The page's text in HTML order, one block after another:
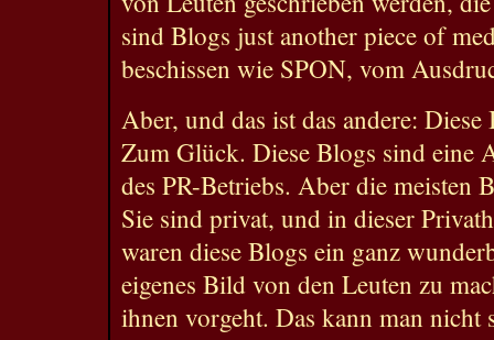
sind Blogs just another piece of
beschissen wie SPON, vom
Aber, und das ist das andere:
Zum Glück. Diese Blogs sind eine
des PR-Betriebs. Aber die meisten
Sie sind privat, und in dieser
waren diese Blogs ein ganz
eigenes Bild von den Leuten zu
ihnen vorgeht. Das kann man nicht